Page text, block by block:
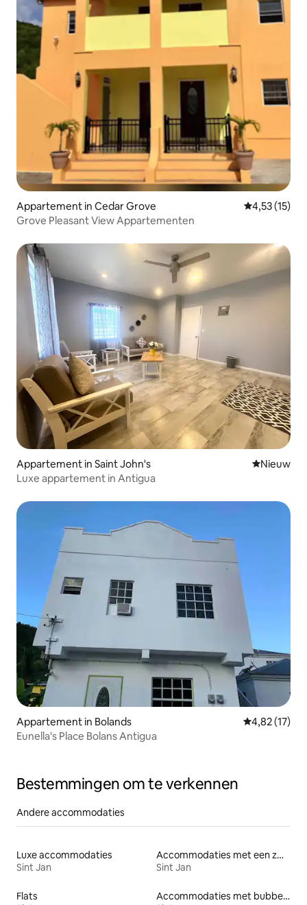
Appartement in Cedar Grove Gemiddelde
4,53 (15)
Grove Pleasant View Appartementen
Appartement in Saint John's Nieuwe
Nieuw
Luxe appartement in Antigua
Appartement in Bolands Gemiddelde
4,82 (17)
Eunella's Place Bolans Antigua
Bestemmingen om te verkennen
Andere accommodaties
Luxe accommodaties
Sint Jan
Accommodaties met een zwembad
Sint Jan
Flats
Accommodaties met bubbelbad